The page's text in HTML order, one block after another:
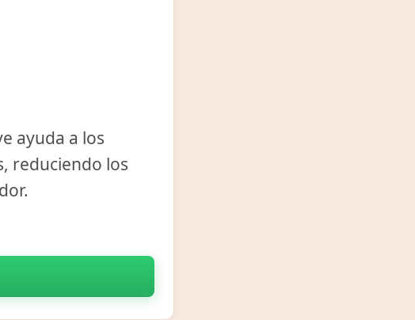
ayuda a los
reduciendo los